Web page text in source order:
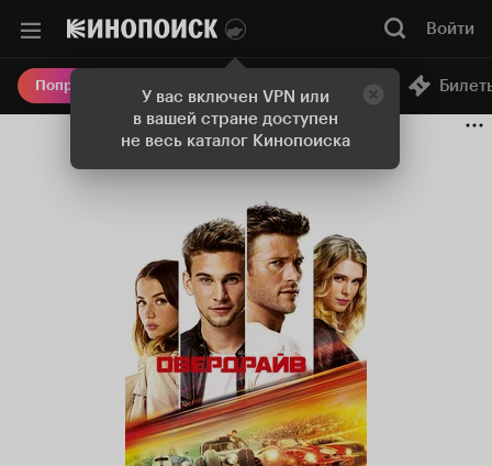
У вас включен VPN или
в вашей стране доступен
не весь каталог Кинопоиска
Войти
Попробовать Плюс Онлайн-кинотеатр